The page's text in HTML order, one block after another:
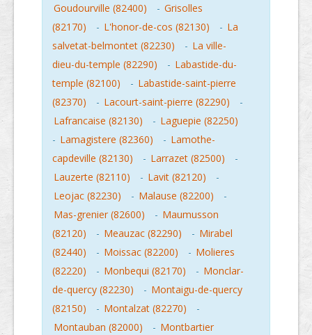
Goudourville (82400)
- Grisolles
(82170)
- L'honor-de-cos (82130) - La
salvetat-belmontet (82230)
- La ville-
dieu-du-temple (82290)
- Labastide-du-
temple (82100)
- Labastide-saint-pierre
(82370)
- Lacourt-saint-pierre (82290)
-
Lafrancaise (82130)
- Laguepie (82250)
- Lamagistere (82360) - Lamothe-
capdeville (82130)
- Larrazet (82500)
-
Lauzerte (82110)
- Lavit (82120)
-
Leojac (82230)
- Malause (82200)
-
Mas-grenier (82600)
- Maumusson
(82120)
- Meauzac (82290) - Mirabel
(82440)
- Moissac (82200) - Molieres
(82220)
- Monbequi (82170) - Monclar-
de-quercy (82230)
- Montaigu-de-quercy
(82150)
- Montalzat (82270)
-
Montauban (82000)
- Montbartier